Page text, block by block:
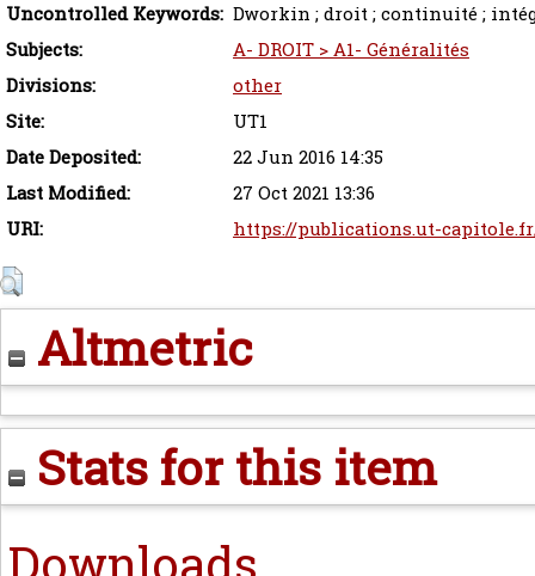
Uncontrolled Keywords: Dworkin ; droit ; continuité ;
Subjects:
A- DROIT > A1- Généralités
Divisions:
other
Site:
UT1
Date Deposited:
22 Jun 2016 14:35
Last Modified:
27 Oct 2021 13:36
URI:
https://publications.ut-
Altmetric
Stats for this item